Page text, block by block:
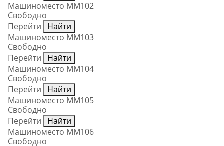
Машиноместо ММ102
Свободно
Перейти
Найти
Машиноместо ММ103
Свободно
Перейти
Найти
Машиноместо ММ104
Свободно
Перейти
Найти
Машиноместо ММ105
Свободно
Перейти
Найти
Машиноместо ММ106
Свободно